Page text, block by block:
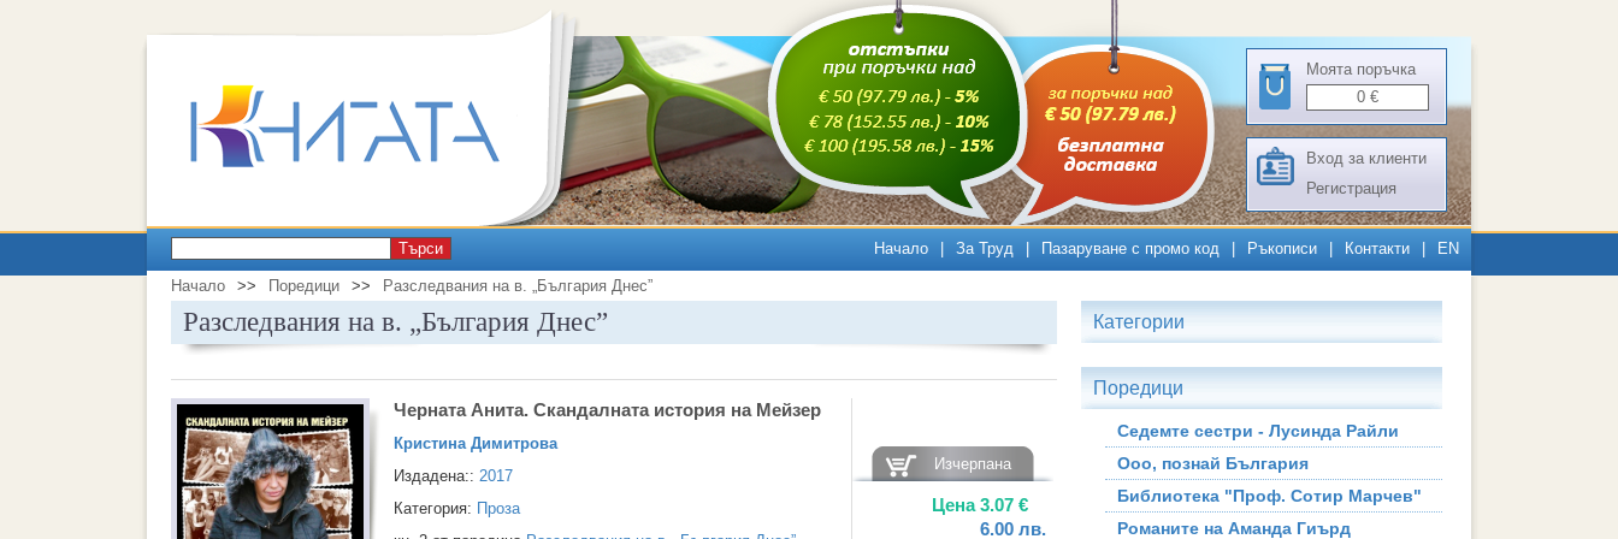
Моята поръчка
0 €
Вход за клиенти
Регистрация
Търси Начало За Труд Пазаруване с промо код Ръкописи Контакти EN
Начало >> Поредици >> Разследвания на в. „България Днес”
Разследвания на в. „България Днес”
Черната Анита. Скандалната история на Мейзер
Кристина Димитрова
Издадена:: 2017
Категория: Проза
Изчерпана
Цена3.07 €
6.00 лв.
Категории
Поредици
Седемте сестри - Лусинда Райли
Ооо, познай България
Библиотека "Проф. Сотир Марчев"
Романите на Аманда Гиърд